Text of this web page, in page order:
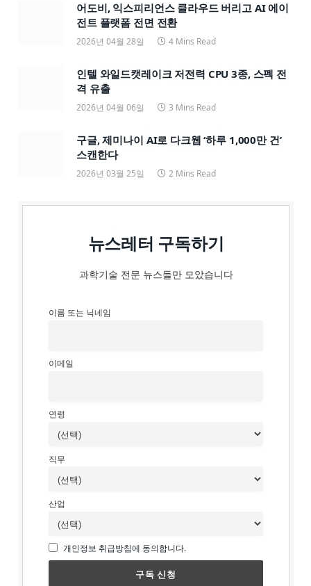
어도비, 익스피리언스 클라우드 버리고 AI 에이
전트 플랫폼 전면 전환
2026년 04월 28일 4 Mins Read
인텔 와일드캣레이크 저전력 CPU 3종, 스펙 전
격 유출
2026년 04월 06일 3 Mins Read
구글, 제미나이 AI로 다크웹 ‘하루 1,000만 건’
스캔한다
2026년 03월 25일 2 Mins Read
뉴스레터 구독하기
과학기술 전문 뉴스들만 모았습니다
이름 또는 닉네임
이메일
연령
직무
산업
개인정보 취급방침에 동의합니다.